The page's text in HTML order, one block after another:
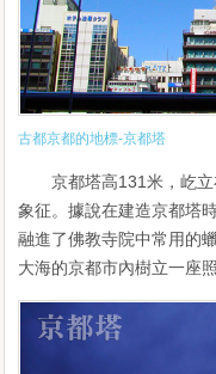
古都京都的地標-京都塔
京都塔高131米，屹立
象征。據說在建造京都塔
融進了佛教寺院中常用的
大海的京都市內樹立一座